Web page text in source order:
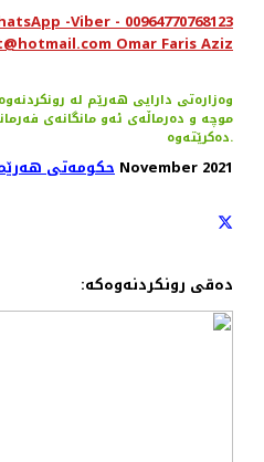
-Viber - 00964770768123
Omar Faris Aziz
وەزارەتی دارایی هەرێم لە
موچە و دەرماڵەی ئەو مانگانەی
دەکرێتەوە.
حکومەتی 12 November 2021
دەقی رونکردنەوەکە: